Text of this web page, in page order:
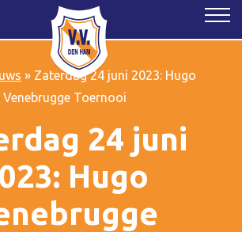
» Zaterdag 24 juni 2023: Hugo
Venebrugge Toernooi
24 juni
Hugo